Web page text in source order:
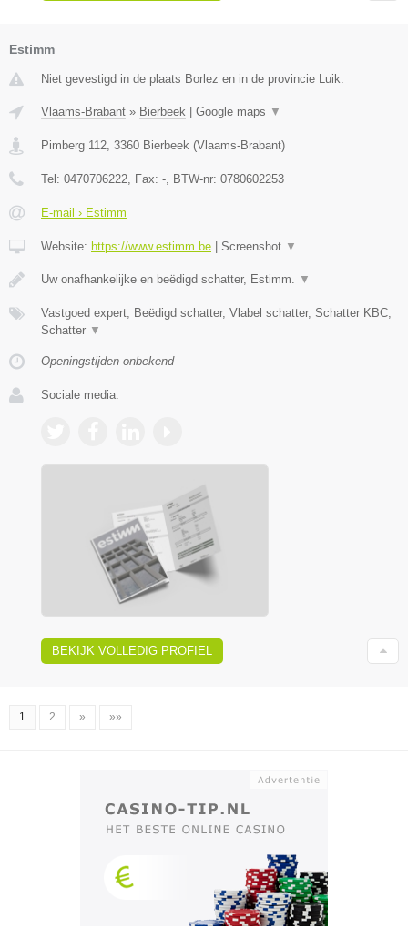
Estimm
Niet gevestigd in de plaats Borlez en in de provincie Luik.
Vlaams-Brabant » Bierbeek Google maps ▼
Pimberg 112 3360 Bierbeek (Vlaams-Brabant)
Tel: 0470706222 , Fax: - , BTW-nr: 0780602253
E-mail › Estimm
Website: https://www.estimm.be Screenshot ▼
Uw onafhankelijke en beëdigd schatter, Estimm. ▼
Vastgoed expert, Beëdigd schatter, Vlabel schatter, Schatter KBC,
Schatter ▼
Openingstijden onbekend
Sociale media:
BEKIJK VOLLEDIG PROFIEL
1 2 » »»